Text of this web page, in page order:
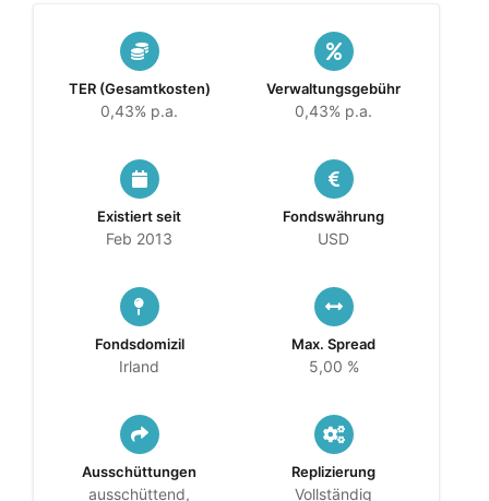
TER (Gesamtkosten)
0,43% p.a.
Verwaltungsgebühr
0,43% p.a.
Existiert seit
Feb 2013
Fondswährung
USD
Fondsdomizil
Irland
Max. Spread
5,00 %
Ausschüttungen
ausschüttend,
Replizierung
Vollständig